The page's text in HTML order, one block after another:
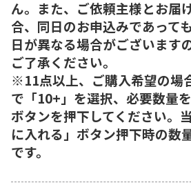
ん。また、ご依頼主様とお届
合、同日のお申込みであって
日が異なる場合がございます
ご了承ください。
※11点以上、ご購入希望の場
で「10+」を選択、必要数量
ボタンを押下してください。
に入れる」ボタン押下時の数
です。